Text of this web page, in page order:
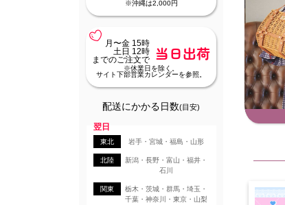
※沖縄は2,000円
月〜金 15時
土日 12時
までのご注文で
当日出荷
※休業日を除く。
サイト下部営業カレンダーを参照。
配送にかかる日数(目安)
翌日
東北 岩手・宮城・福島・山形
北陸
新潟・長野・富山・福井・
石川
関東
栃木・茨城・群馬・埼玉・
千葉・神奈川・東京・山梨